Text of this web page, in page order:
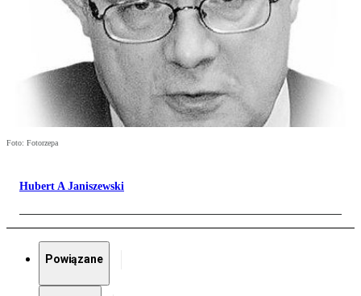
Foto: Fotorzepa
Hubert A Janiszewski
Powiązane